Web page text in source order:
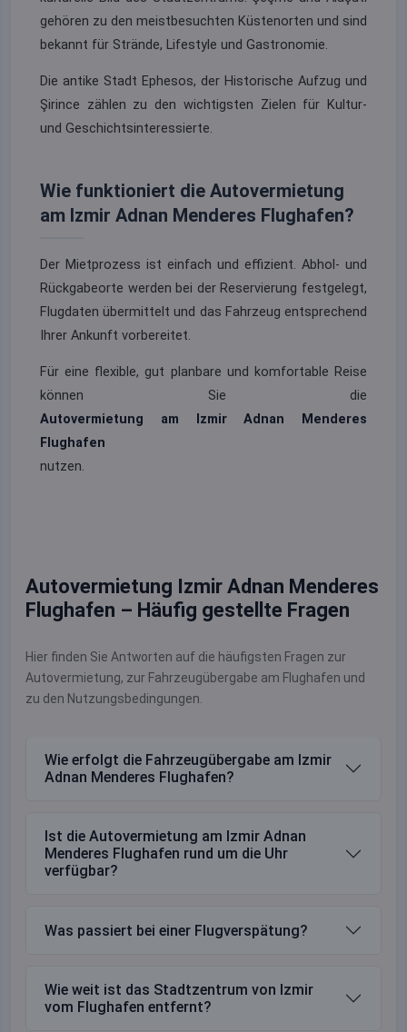
gehören zu den meistbesuchten Küstenorten und sind
bekannt für Strände, Lifestyle und Gastronomie.
Die antike Stadt Ephesos, der Historische Aufzug und
Şirince zählen zu den wichtigsten Zielen für Kultur-
und Geschichtsinteressierte.
Wie funktioniert die Autovermietung
am Izmir Adnan Menderes Flughafen?
Der Mietprozess ist einfach und effizient. Abhol- und
Rückgabeorte werden bei der Reservierung festgelegt,
Flugdaten übermittelt und das Fahrzeug entsprechend
Ihrer Ankunft vorbereitet.
Für eine flexible, gut planbare und komfortable Reise
können Sie die
Autovermietung am Izmir Adnan Menderes
Flughafen
nutzen.
Autovermietung Izmir Adnan Menderes
Flughafen – Häufig gestellte Fragen
Hier finden Sie Antworten auf die häufigsten Fragen zur
Autovermietung, zur Fahrzeugübergabe am Flughafen und
zu den Nutzungsbedingungen.
Wie erfolgt die Fahrzeugübergabe am Izmir
Adnan Menderes Flughafen?
Ist die Autovermietung am Izmir Adnan
Menderes Flughafen rund um die Uhr
verfügbar?
Was passiert bei einer Flugverspätung?
Wie weit ist das Stadtzentrum von Izmir
vom Flughafen entfernt?